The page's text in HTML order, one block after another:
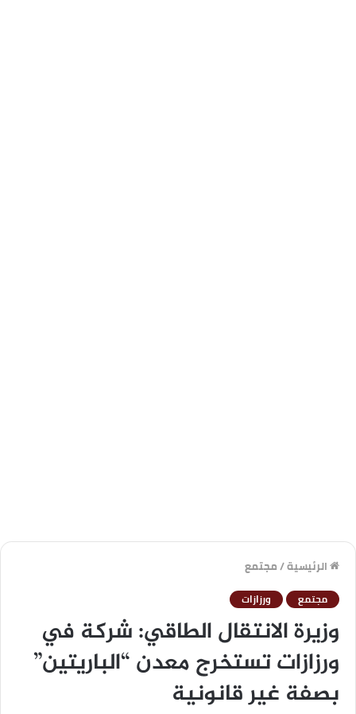
الرئيسية/مجتمع
مجتمع ورزازات
وزيرة الانتقال الطاقي: شركة في
ورزازات تستخرج معدن “الباريتين”
بصفة غير قانونية